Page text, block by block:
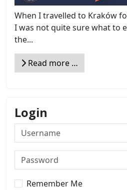
When I travelled to Kraków
I was not quite sure what to
the...
Read more …
Login
Username
Password
Remember Me